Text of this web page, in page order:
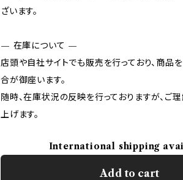
ざいます。
— 在庫について —
店頭や自社サイトでも販売を行っており、商品
合が御座います。
随時、在庫状況の反映を行っておりますが、ご
上げます。
International shipping
Add to cart